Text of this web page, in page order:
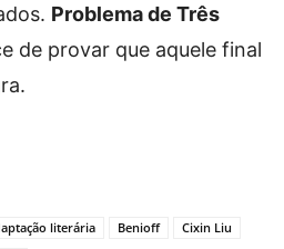
Problema de Três
de provar que aquele final
literária Benioff
Cixin Liu